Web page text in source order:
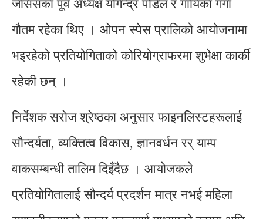
जेसिसका पूर्व अध्यक्ष योगेन्द्र पौडेल र गायिका गंगा
गौतम रहेका थिए । ओपन स्पेस प्रालिको आयोजनामा
भइरहेको प्रतियोगिताको कोरियोग्राफरमा शुभेक्षा कार्की
रहेकी छन् ।
निर्देशक सरोज श्रेष्ठका अनुसार फाइनलिस्टहरूलाई
सौन्दर्यता, व्यक्तित्व विकास, ज्ञानवर्धन रर् याम्प
वाकसम्बन्धी तालिम दिइँदैछ । आयोजकले
प्रतियोगितालाई सौन्दर्य प्रदर्शन मात्र नभई महिला